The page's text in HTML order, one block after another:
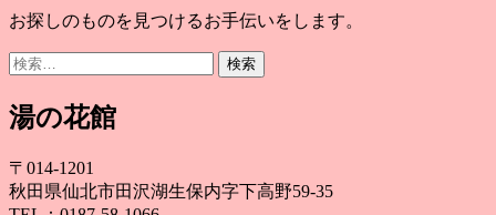
お探しのものを見つけるお手伝いをします。
検
湯の花館
〒014-1201
秋田県仙北市田沢湖生保内字下高野59-35